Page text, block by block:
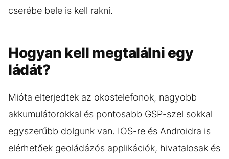
cserébe bele is kell rakni.
Hogyan kell megtalálni egy
ládát?
Mióta elterjedtek az okostelefonok, nagyobb
akkumulátorokkal és pontosabb GSP-szel sokkal
egyszerűbb dolgunk van. IOS-re és Androidra is
elérhetőek geoládázós applikációk, hivatalosak és